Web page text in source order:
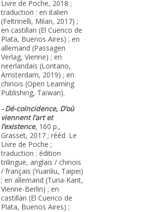
Livre de Poche, 2018 ;
traduction : en italien
(Feltrinelli, Milan, 2017) ;
en castillan (El Cuenco de
Plata, Buenos Aires) ; en
allemand (Passagen
Verlag, Vienne) ; en
neerlandais (Lontano,
Amsterdam, 2019) ; en
chinois (Open Learning
Publishing, Taïwan).
–Dé-coïncidence, D’où
viennent l’art et
l’existence, 160 p.,
Grasset, 2017 ; rééd. Le
Livre de Poche ;
traduction : édition
trilingue, anglais / chinois
/ français (Yuanliu, Taipei)
; en allemand (Turia-Kant,
Vienne-Berlin) ; en
castillan (El Cuenco de
Plata, Buenos Aires) ;